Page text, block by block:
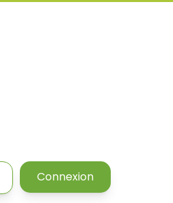
Connexion